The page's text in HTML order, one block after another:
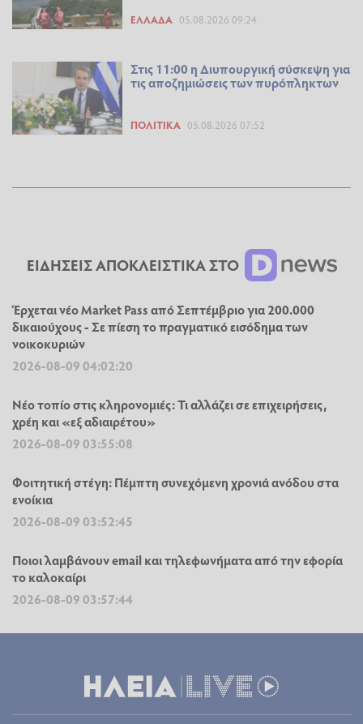
ΕΛΛΆΔΑ 05.08.2026 09:24
Στις 11:00 η Διυπουργική σύσκεψη για
τις αποζημιώσεις των πυρόπληκτων
ΠΟΛΙΤΙΚΆ 05.08.2026 07:52
ΕΙΔΗΣΕΙΣ ΑΠΟΚΛΕΙΣΤΙΚΑ ΣΤΟ
δικαιούχους - Σε πίεση το πραγματικό εισόδημα των
νοικοκυριών
2026-08-09 04:02:20